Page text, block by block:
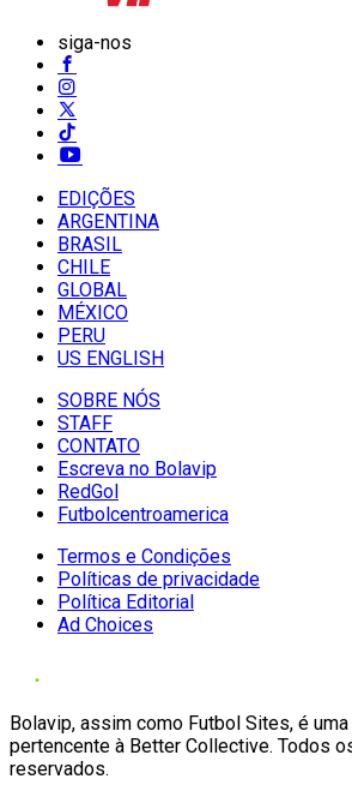
siga-nos
EDIÇÕES
ARGENTINA
BRASIL
CHILE
GLOBAL
MÉXICO
PERU
US ENGLISH
SOBRE NÓS
STAFF
CONTATO
Escreva no Bolavip
RedGol
Futbolcentroamerica
Termos e Condições
Políticas de privacidade
Política Editorial
Ad Choices
Bolavip, assim como Futbol Sites, é
pertencente à Better Collective. Todos
reservados.